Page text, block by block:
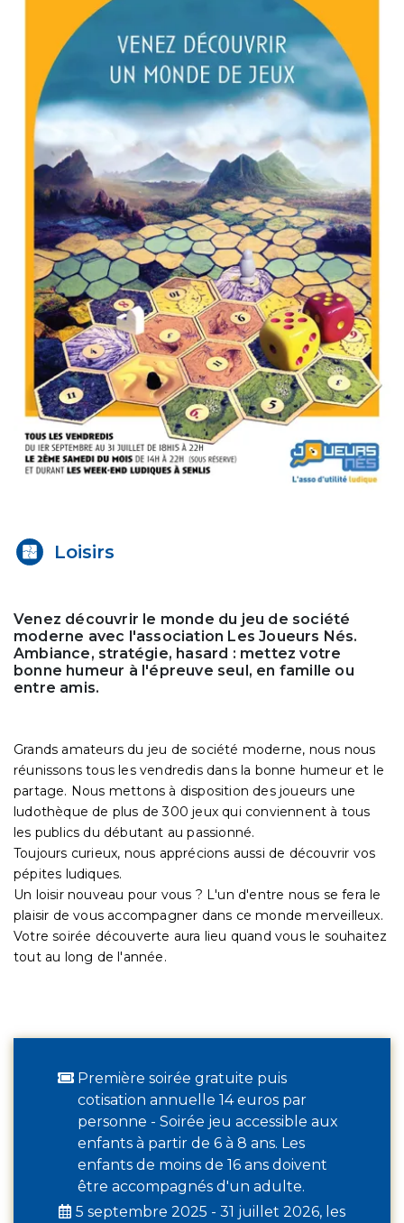
Loisirs
Venez découvrir le monde du jeu de société
moderne avec l'association Les Joueurs Nés.
Ambiance, stratégie, hasard : mettez votre
bonne humeur à l'épreuve seul, en famille ou
entre amis.
Grands amateurs du jeu de société moderne, nous nous
réunissons tous les vendredis dans la bonne humeur et le
partage. Nous mettons à disposition des joueurs une
ludothèque de plus de 300 jeux qui conviennent à tous
les publics du débutant au passionné.
Toujours curieux, nous apprécions aussi de découvrir vos
pépites ludiques.
Un loisir nouveau pour vous ? L'un d'entre nous se fera le
plaisir de vous accompagner dans ce monde merveilleux.
Votre soirée découverte aura lieu quand vous le souhaitez
tout au long de l'année.
Première soirée gratuite puis
cotisation annuelle 14 euros par
personne - Soirée jeu accessible aux
enfants à partir de 6 à 8 ans. Les
enfants de moins de 16 ans doivent
être accompagnés d'un adulte.
5 septembre 2025 - 31 juillet 2026, les